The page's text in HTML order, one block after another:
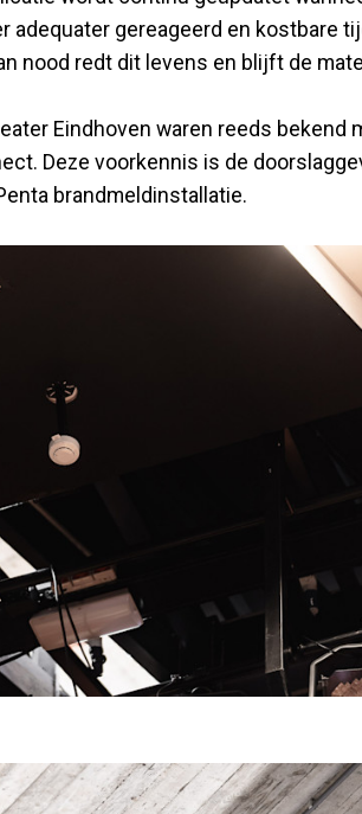
adequater gereageerd en kostbare
nood redt dit levens en blijft de
Eindhoven waren reeds bekend
Deze voorkennis is de
brandmeldinstallatie.